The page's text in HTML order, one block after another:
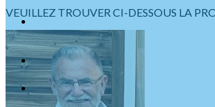
VEUILLEZ TROUVER CI-DESSOUS LA